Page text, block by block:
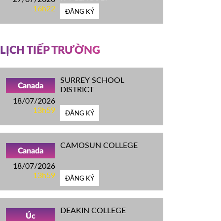
16h22
ĐĂNG KÝ
LỊCH TIẾP TRƯỜNG
Canada
18/07/2026
13h59
SURREY SCHOOL
DISTRICT
ĐĂNG KÝ
Canada
18/07/2026
13h59
CAMOSUN COLLEGE
ĐĂNG KÝ
Úc
DEAKIN COLLEGE